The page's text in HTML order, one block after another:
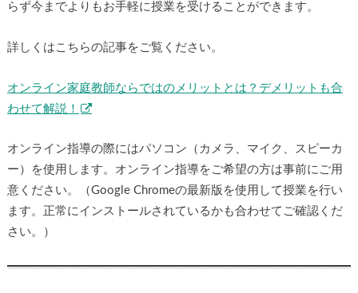
らず今までよりもお手軽に授業を受けることができます。
詳しくはこちらの記事をご覧ください。
オンライン家庭教師ならではのメリットとは？デメリットも合
わせて解説！
オンライン指導の際にはパソコン（カメラ、マイク、スピーカ
ー）を使用します。オンライン指導をご希望の方は事前にご用
意ください。（Google Chromeの最新版を使用して授業を行い
ます。正常にインストールされているかも合わせてご確認くだ
さい。）